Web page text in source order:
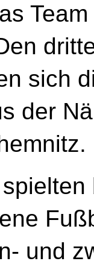
sich
der
und